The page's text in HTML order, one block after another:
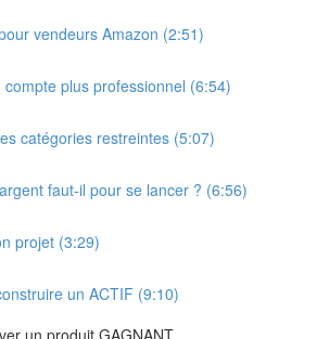
vendeurs Amazon (2:51)
compte plus professionnel (6:54)
catégories restreintes (5:07)
faut-il pour se lancer ? (6:56)
projet (3:29)
un ACTIF (9:10)
un produit GAGNANT